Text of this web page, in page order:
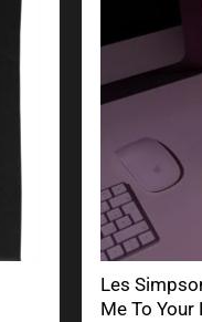
Les
Me To Your